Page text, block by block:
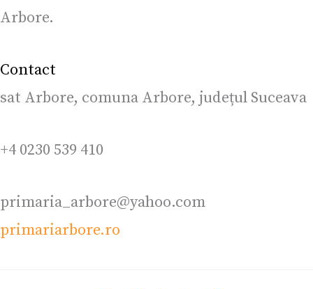
Arbore.
Contact
sat Arbore, comuna Arbore, județul Suceava
+4 0230 539 410
primaria_arbore@yahoo.com
primariarbore.ro